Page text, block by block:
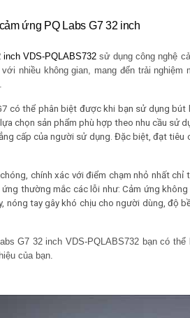
ứng PQ Labs G7 32 inch
inch VDS-PQLABS732 sử dụng công nghệ
nhiều không gian, mang đến trải
có thể phân biệt được khi bạn sử dụng
chọn sản phẩm phù hợp theo nhu cầu sử
cấp của người sử dụng. Đặc biệt, đạt
chính xác với điểm chạm nhỏ nhất
ứng thường mắc các lỗi như: Cảm ứng
nóng tay gây khó chịu cho người dùng, độ
G7 32 inch VDS-PQLABS732 bạn có
của bạn.